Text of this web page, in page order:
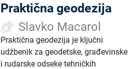
Praktična geodezija
Slavko Macarol
Praktična geodezija je ključni
udžbenik za geodetske, građevinske
i rudarske odseke tehničkih